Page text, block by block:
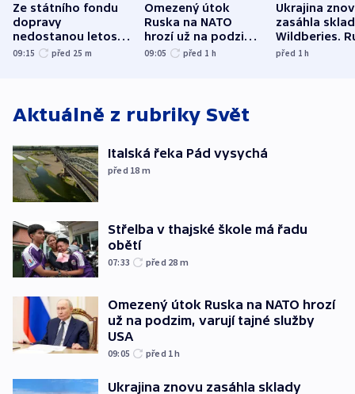
Ze státního fondu
dopravy
nedostanou letos
kraje na silnice ani
09:15 před 25 m
Omezený útok
Ruska na NATO
hrozí už na podzim,
varují tajné služby
09:05 před 1 h
Ukrajina
zasáhla
Wildberies.
útočili v
před 1h
Aktuálně z rubriky Svět
Italská řeka Pád vysychá
před 18 m
Střelba v thajské škole má řadu
obětí
07:33 před 28 m
Omezený útok Ruska na NATO hrozí
už na podzim, varují tajné služby
USA
09:05 před 1h
Ukrajina znovu zasáhla sklady